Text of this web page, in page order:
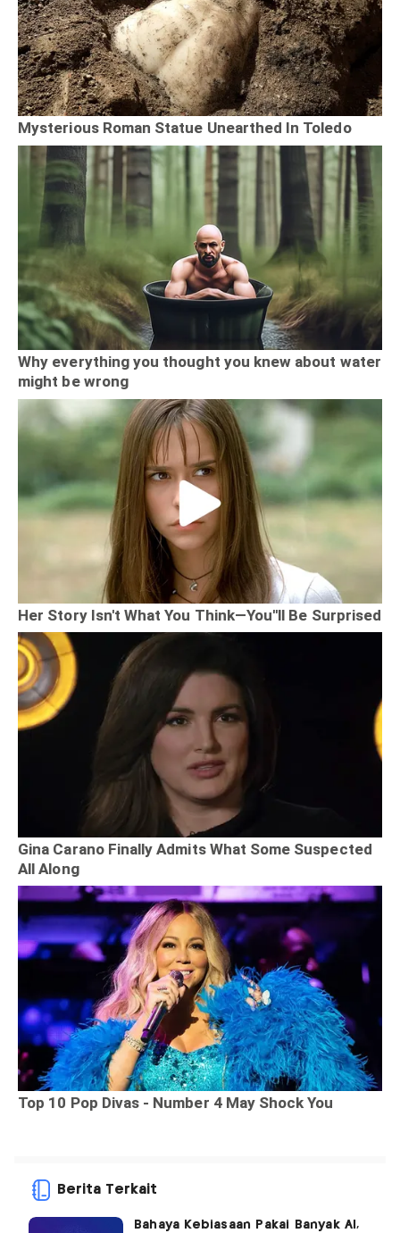
Berita Terkait
Bahaya Kebiasaan Pakai Banyak AI,